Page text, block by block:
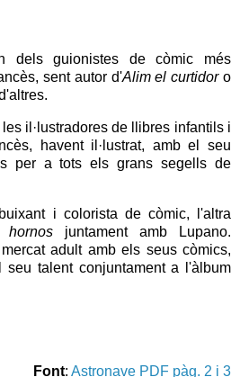
guionistes de còmic més
sent autor d'Alim el curtidoro
il·lustradores de llibres infantils i
havent il·lustrat, amb el seu
per a tots els grans segells de
i colorista de còmic, l'altra
juntament amb Lupano.
adult amb els seus còmics,
seu talent conjuntament a l'àlbum
Font: Astronave PDF pàg. 2 i 3